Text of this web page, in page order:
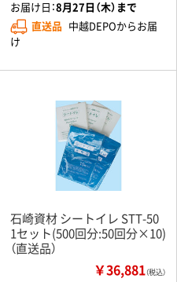
お届け日：8月27日（木）まで
直送品 中越DEPOからお届
け
石崎資材 シートイレ STT-50
1セット(500回分:50回分×10)
（直送品）
￥36,881（税込）